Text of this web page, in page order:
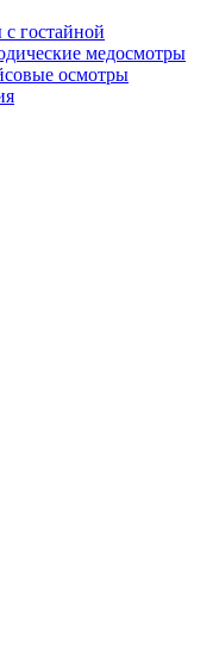
гостайной
медосмотры
осмотры